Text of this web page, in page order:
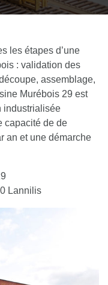
les étapes d’une
: validation des
assemblage,
Murébois 29 est
industrialisée
capacité de de
an et une démarche
Lannilis